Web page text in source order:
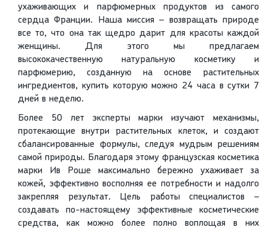
ухаживающих и парфюмерных продуктов из самого
сердца Франции. Наша миссия – возвращать природе
все то, что она так щедро дарит для красоты каждой
женщины. Для этого мы предлагаем
высококачественную натуральную косметику и
парфюмерию, созданную на основе растительных
ингредиентов, купить которую можно 24 часа в сутки 7
дней в неделю.
Более 50 лет эксперты марки изучают механизмы,
протекающие внутри растительных клеток, и создают
сбалансированные формулы, следуя мудрым решениям
самой природы. Благодаря этому французская косметика
марки Ив Роше максимально бережно ухаживает за
кожей, эффективно восполняя ее потребности и надолго
закрепляя результат. Цель работы специалистов –
создавать по-настоящему эффективные косметические
средства, как можно более полно воплощая в них